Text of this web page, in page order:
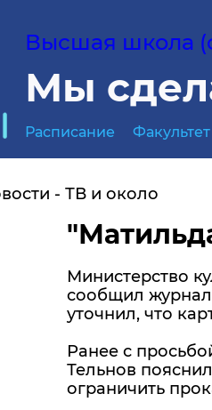
Высшая школа
Мы
Расписание Факультет
ТВ и около
Министерство
сообщил
уточнил, что
Ранее с
Тельнов
ограничить